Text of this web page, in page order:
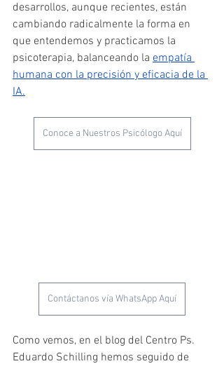
desarrollos, aunque recientes, están
cambiando radicalmente la forma en
que entendemos y practicamos la
psicoterapia, balanceando la empatía
humana con la precisión y eficacia de la
IA​.
Conoce a Nuestros Psicólogo Aquí
Contáctanos vía WhatsApp Aquí
Como vemos, en el blog del Centro Ps.
Eduardo Schilling hemos seguido de